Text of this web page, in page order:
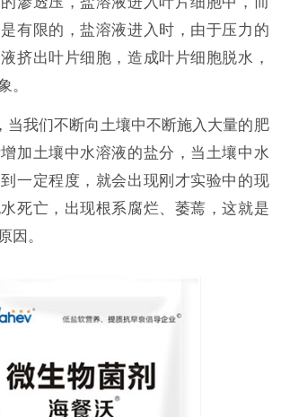
有限的，盐溶液进入时，由于压力的
挤出叶片细胞，造成叶片细胞脱水，
。
当我们不断向土壤中不断施入大量的肥
加土壤中水溶液的盐分，当土壤中水
一定程度，就会出现刚才实验中的现
死亡，出现根系腐烂、萎蔫，这就是
因。